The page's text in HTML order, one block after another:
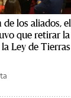
los aliados, el
que retirar la
Ley de Tierras